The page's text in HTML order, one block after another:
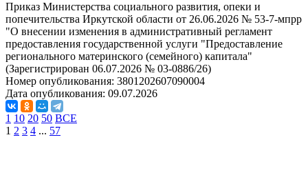
Приказ Министерства социального развития, опеки и
попечительства Иркутской области от 26.06.2026 № 53-7-мпрр
"О внесении изменения в административный регламент
предоставления государственной услуги "Предоставление
регионального материнского (семейного) капитала"
(Зарегистрирован 06.07.2026 № 03-0886/26)
Номер опубликования: 3801202607090004
Дата опубликования: 09.07.2026
1 10 20 50 ВСЕ
1 2 3 4 ... 57